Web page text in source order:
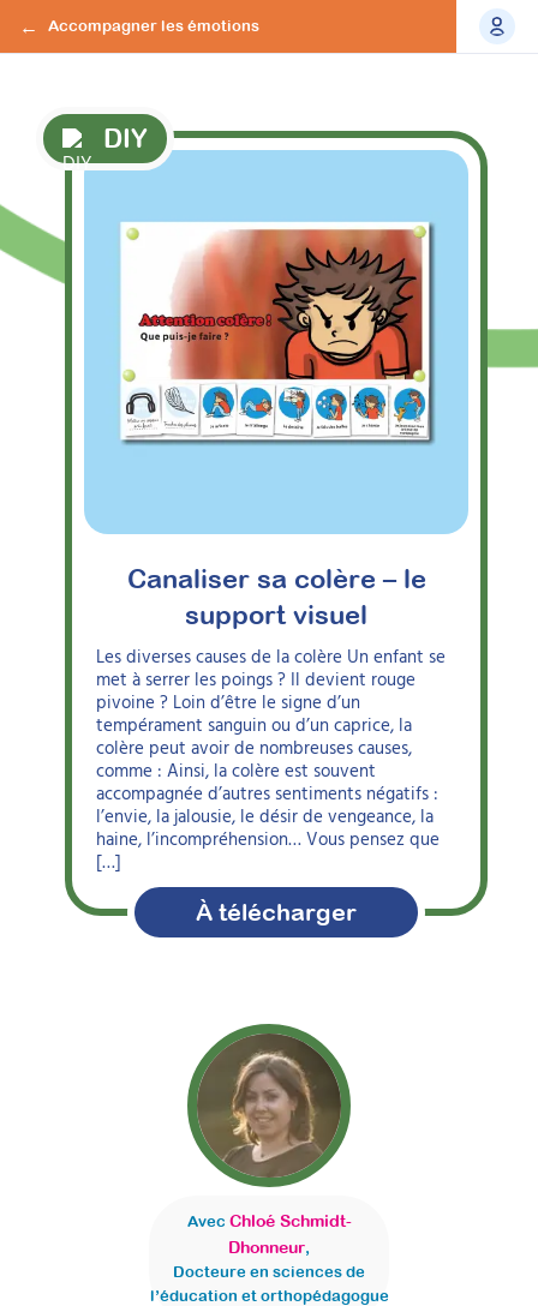
Accompagner les émotions
DIY
Canaliser sa colère – le
support visuel
Les diverses causes de la colère Un enfant se
met à serrer les poings ? Il devient rouge
pivoine ? Loin d’être le signe d’un
tempérament sanguin ou d’un caprice, la
colère peut avoir de nombreuses causes,
comme : Ainsi, la colère est souvent
accompagnée d’autres sentiments négatifs :
l’envie, la jalousie, le désir de vengeance, la
haine, l’incompréhension… Vous pensez que
[…]
À télécharger
Avec Chloé Schmidt-
Dhonneur,
Docteure en sciences de
l’éducation et orthopédagogue